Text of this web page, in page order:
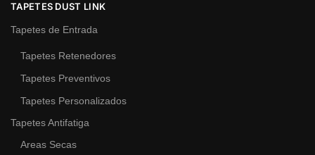
TAPETES DUST LINK
Tapetes de Entrada
Tapetes Retenedores
Tapetes Preventivos
Tapetes Personalizados
Tapetes Antifatiga
Areas Secas